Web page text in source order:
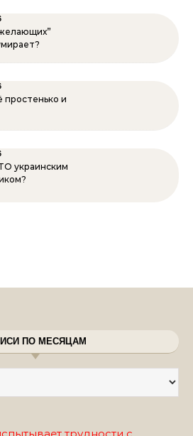
простенько и
украинским
ПО МЕСЯЦАМ